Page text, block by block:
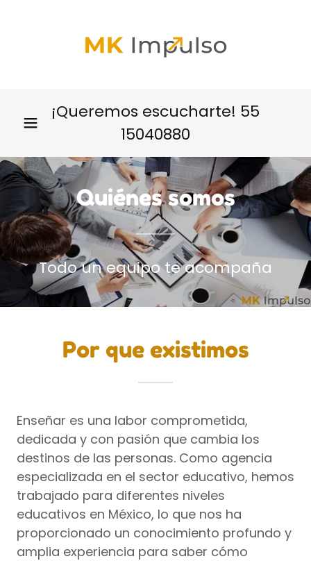
¡Queremos escucharte! 55
15040880
Quiénes somos
Todo un equipo te acompaña
Por que existimos
Enseñar es una labor comprometida,
dedicada y con pasión que cambia los
destinos de las personas. Como agencia
especializada en el sector educativo, hemos
trabajado para diferentes niveles
educativos en México, lo que nos ha
proporcionado un conocimiento profundo y
amplia experiencia para saber cómo